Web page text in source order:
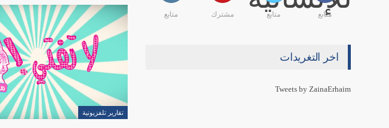
تقارير تلفزيونية
متابع متابع مشترك متابع
اخر التغريدات
Tweets by ZainaErhaim